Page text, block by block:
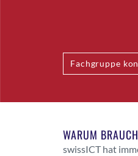
Fachgruppe
WARUM
swissICT hat